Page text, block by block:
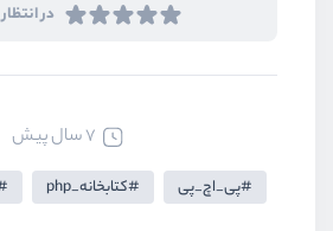
در
7 سال پیش
پی_اچ_پی کتابخانه_php